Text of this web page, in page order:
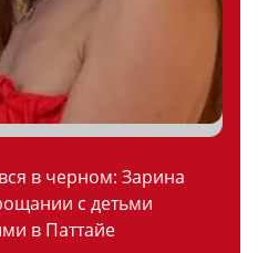
в черном: Зарина
с детьми
в Паттайе